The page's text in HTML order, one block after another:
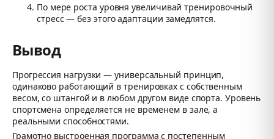
По мере роста уровня увеличивай тренировочный
стресс — без этого адаптации замедлятся.
Вывод
Прогрессия нагрузки — универсальный принцип,
одинаково работающий в тренировках с собственным
весом, со штангой и в любом другом виде спорта. Уровень
спортсмена определяется не временем в зале, а
реальными способностями.
Грамотно выстроенная программа с постепенным